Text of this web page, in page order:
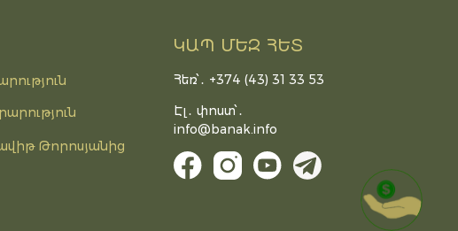
Թորոսյանից
ԿԱՊ ՄԵԶ ՀԵՏ
Հեռ՝․ +374 (43) 31 33 53
Էլ․ փոստ՝․
info@banak.info